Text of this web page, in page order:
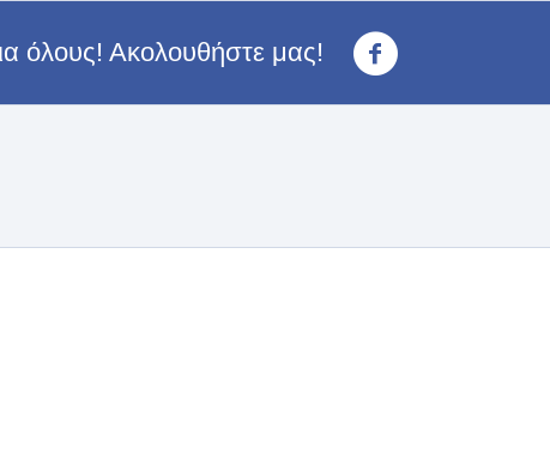
όλους! Ακολουθήστε μας!